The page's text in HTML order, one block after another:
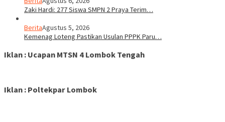
Zaki Hardi: 277 Siswa SMPN 2 Praya Terim…
BeritaAgustus 5, 2026
Kemenag Loteng Pastikan Usulan PPPK Paru…
Iklan : Ucapan MTSN 4 Lombok Tengah
Iklan : Poltekpar Lombok